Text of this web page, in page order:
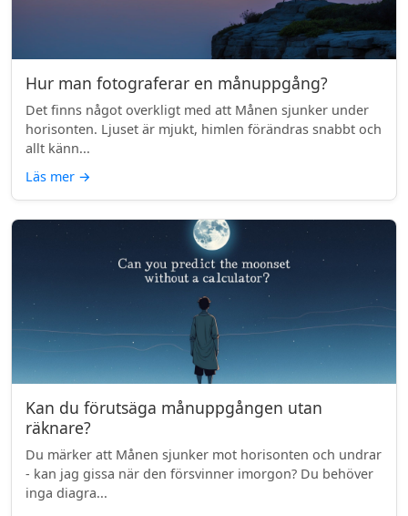
Hur man fotograferar en månuppgång?
Det finns något overkligt med att Månen sjunker under
horisonten. Ljuset är mjukt, himlen förändras snabbt och
allt känn...
Läs mer →
Kan du förutsäga månuppgången utan
räknare?
Du märker att Månen sjunker mot horisonten och undrar
- kan jag gissa när den försvinner imorgon? Du behöver
inga diagra...